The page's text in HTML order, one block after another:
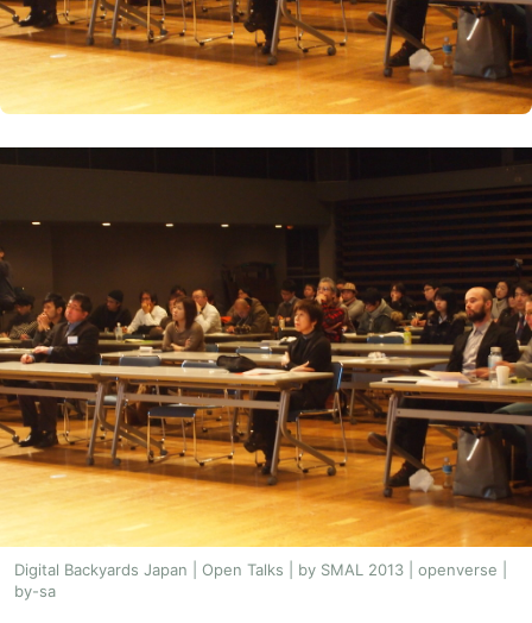
Digital Backyards Japan | Open Talks | by SMAL 2013 | openverse |
by-sa